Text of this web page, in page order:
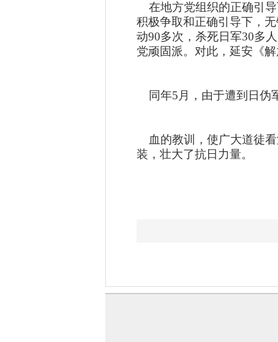
在地方党组织的正确引导
积极争取和正确引导下，
动90多次，杀死日军30多
党顽固派。对此，延安《
同年5月，由于遭到日伪
血的教训，使广大道徒看
装，壮大了抗日力量。